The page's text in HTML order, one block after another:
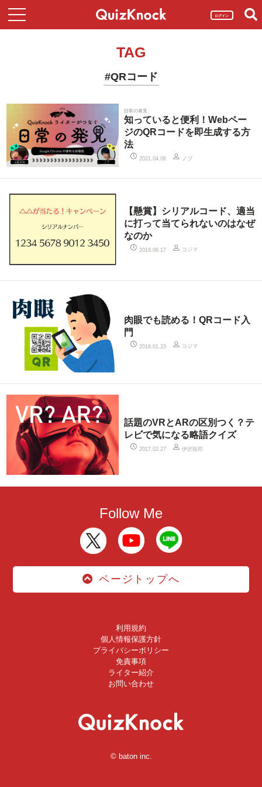
ログイン
TAG
#QRコード
日常の発見
知っていると便利！Webペー
ジのQRコードを即生成する方
法
2021.04.06 ノブ
【懸賞】シリアルコード、適当
に打って当てられないのはなぜ
なのか
2019.06.17 コジマ
肉眼でも読める！QRコード入
門
2018.01.23 コジマ
話題のVRとARの区別つく？テ
レビで気になる略語クイズ
2017.02.27 伊沢拓司
Follow Me
ページトップへ
利用規約
個人情報保護方針
プライバシーポリシー
免責事項
ライター紹介
お問い合わせ
© baton inc.